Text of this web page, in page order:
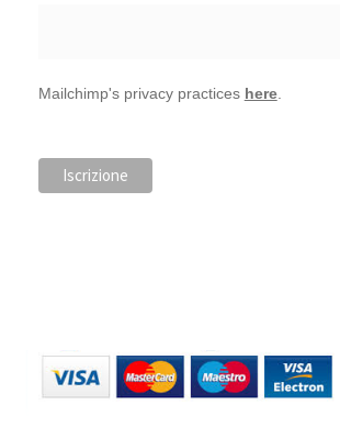
Mailchimp's privacy practices here.